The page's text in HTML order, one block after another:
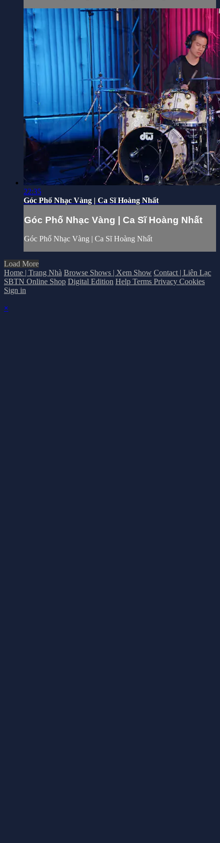
22:35
Góc Phố Nhạc Vàng | Ca Sĩ Hoàng Nhất
Góc Phố Nhạc Vàng | Ca Sĩ Hoàng Nhất
Góc Phố Nhạc Vàng | Ca Sĩ Hoàng Nhất
Load More
Home | Trang Nhà Browse Shows | Xem Show Contact | Liên Lạc
SBTN Online Shop Digital Edition Help Terms Privacy Cookies
Sign in
×